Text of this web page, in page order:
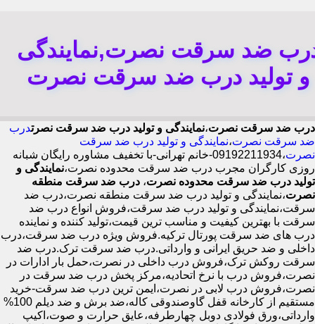
ضد سرقت نصرت,نمایندگی
و تولید درب ضد سرقت نصرت
درب ضد سرقت نصرت،نمایندگی و تولید درب ضد سرقت نصرتدرب
ضد سرقت نصرت،نمایندگی و تولید درب ضد سرقت
نصرت
،09192211934-خانم تهرانی-با تخفیف مشاوره رایگان شبانه
روزی کارگران مجرب درب ضد سرقت محدوده نصرت،نمایندگی و
تولید درب ضد سرقت محدوده نصرت، درب ضد سرقت منطقه
نصرت،نمایندگی و تولید درب ضد سرقت منطقه نصرت،درب ضد
سرقت،نمایندگی و تولید درب ضد سرقت،فروش انواع درب ضد
سرقت با بهترین کیفیت و مناسب ترین قیمت،تولید کننده و نماینده
درب های ضد سرقت پورتال ترکیه.فروش ویژه درب ضد سرقت،درب
داخلی و ضد حریق ایرانی و وارداتی.درب ضد سرقت ترک.درب ضد
سرقت روکش ترک،فروش درب داخلی در نصرت،حمل بار ادارات در
نصرت،فروش درب با نرخ اتحادیه،مرکز پخش درب ضد سرقت در
نصرت،فروش درب لابی در نصرت،ایمن ترین درب ضد سرقت-خرید
مستقیم از کارخانه قفل گاوصندوقی کاله،ضد برش و ضد دیلم 100%
وارداتی،ورق فولادی دوبل چهارطرفه،عایق حرارت و صوت،اکیپ